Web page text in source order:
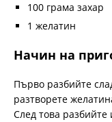
100 грама захар
1 желатин
Начин на
Първо разбийте
разтворете
След това разбийте